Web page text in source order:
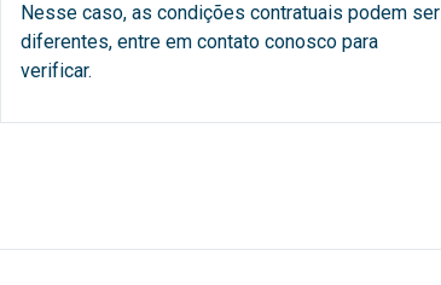
Nesse caso, as condições contratuais podem ser
diferentes, entre em contato conosco para
verificar.